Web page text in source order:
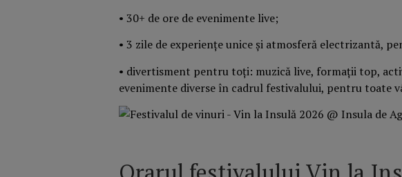
• 30+ de ore de evenimente live;
• 3 zile de experienţe unice și atmosferă electrizantă,
• divertisment pentru toți: muzică live, formații top,
evenimente diverse în cadrul festivalului, pentru toate